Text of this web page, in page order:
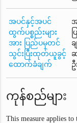
အပင်နှင့်အပင်
ထွက်ပစ္စည်းများ
အား ပြည်ပမှတင်
သွင်းပြီးထုတ်ယူခွင့်
ထောက်ခံချက်
ဆ
ကုန်စည်များ
This measure applies